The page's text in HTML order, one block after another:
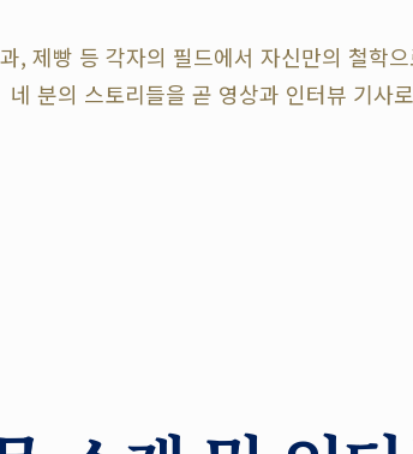
, 제빵 등 각자의 필드에서 자신만의 철학
네 분의 스토리들을 곧 영상과 인터뷰 기사